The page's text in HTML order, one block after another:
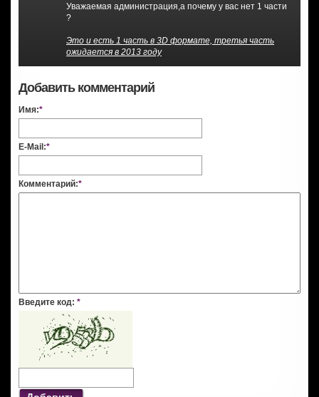
Уважаемая администрация,а почему у вас нет 1 части
?
Это и есть 1 часть в 3D формате, третья часть
ожидается в 2013 году
Добавить комментарий
Имя:*
E-Mail:*
Комментарий:*
Введите код: *